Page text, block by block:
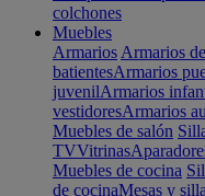
colchones
Muebles
Armarios Armarios
batientesArmarios
juvenilArmarios
vestidoresArmarios
Muebles de salón
TVVitrinas
Muebles de cocina
de cocinaMesas y